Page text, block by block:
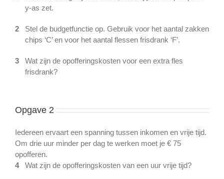
y-as zet.
2
Stel de budgetfunctie op. Gebruik voor het aantal zakken
chips ‘C’ en voor het aantal flessen frisdrank ‘F’.
3
Wat zijn de opofferingskosten voor een extra fles
frisdrank?
Opgave 2
Iedereen ervaart een spanning tussen inkomen en vrije tijd.
Om drie uur minder per dag te werken moet je € 75
opofferen.
4
Wat zijn de opofferingskosten van een uur vrije tijd?